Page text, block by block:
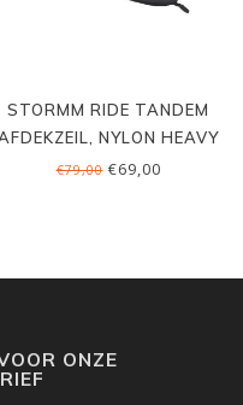
STORMM RIDE TANDEM
NYLON HEAVY
DUTY (DIV. MERKEN)
€79,00€69,00
ONZE